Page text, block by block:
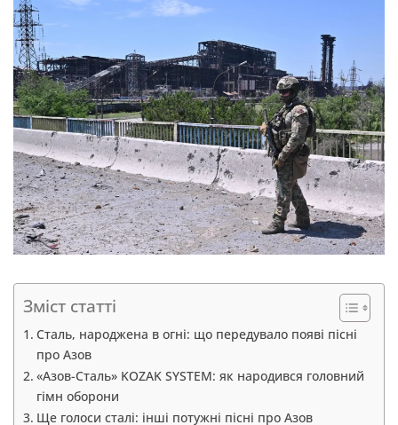
Зміст статті
Сталь, народжена в огні: що передувало появі пісні
про Азов
«Азов-Сталь» KOZAK SYSTEM: як народився головний
гімн оборони
Ще голоси сталі: інші потужні пісні про Азов